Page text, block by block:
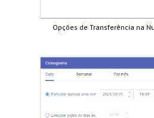
Opções de Transferência na